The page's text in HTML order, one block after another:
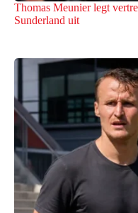
Thomas Meunier legt
Sunderland uit